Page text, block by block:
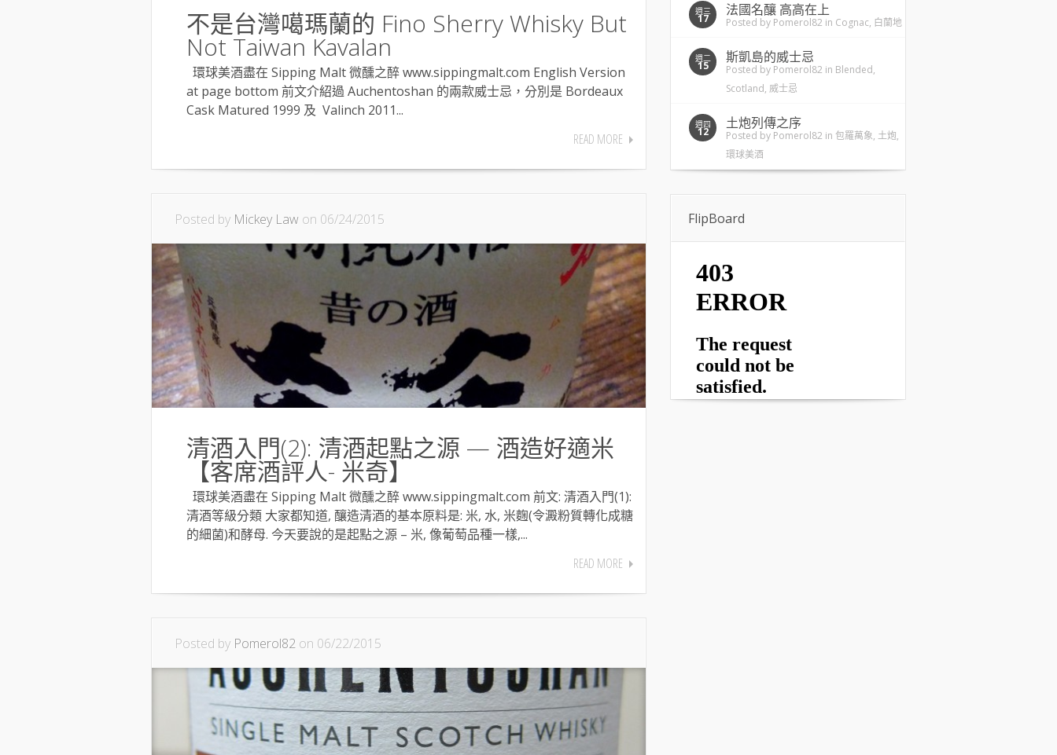
不是台灣噶瑪蘭的 Fino Sherry Whisky But
Not Taiwan Kavalan
環球美酒盡在 Sipping Malt 微醺之醉 www.sippingmalt.com English Version
at page bottom 前文介紹過 Auchentoshan 的兩款威士忌，分別是 Bordeaux
Cask Matured 1999 及 Valinch 2011...
READ MORE
Posted by Mickey Law on 06/24/2015
清酒入門(2): 清酒起點之源 — 酒造好適米
【客席酒評人- 米奇】
環球美酒盡在 Sipping Malt 微醺之醉 www.sippingmalt.com 前文: 清酒入門(1):
清酒等級分類 大家都知道, 釀造清酒的基本原料是: 米, 水, 米麴(令澱粉質轉化成糖
的細菌)和酵母. 今天要說的是起點之源 – 米, 像葡萄品種一樣,...
READ MORE
Posted by Pomerol82 on 06/22/2015
週三
17
法國名釀 高高在上
Posted by Pomerol82 in Cognac, 白蘭地
週二
15
斯凱島的威士忌
Posted by Pomerol82 in Blended,
Scotland, 威士忌
週四
12
土炮列傳之序
Posted by Pomerol82 in 包羅萬象, 土炮,
環球美酒
FlipBoard